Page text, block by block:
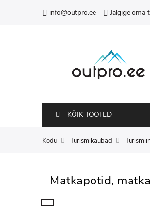
info@outpro.ee Jälgige oma
KÕIK TOOTED
Kodu Turismikaubad
Matkapotid,